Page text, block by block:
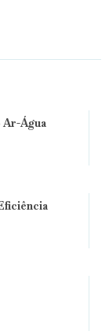
Água